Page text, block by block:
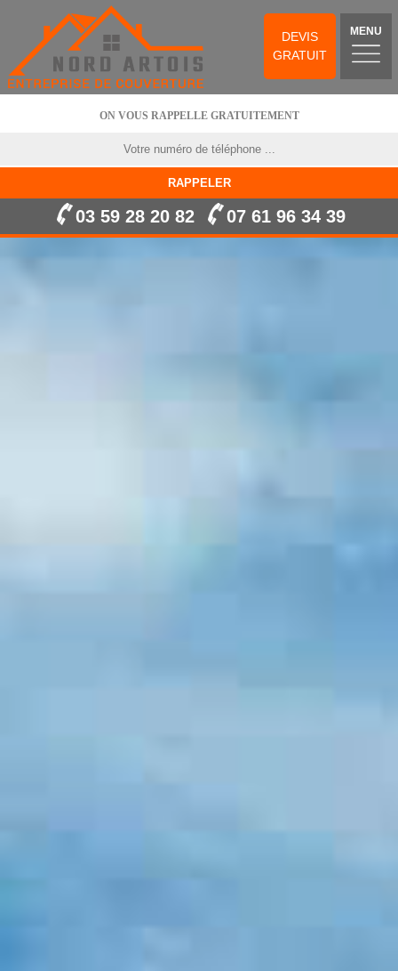
DEVIS
GRATUIT
MENU
ON VOUS RAPPELLE GRATUITEMENT
03 59 28 20 82 07 61 96 34 39